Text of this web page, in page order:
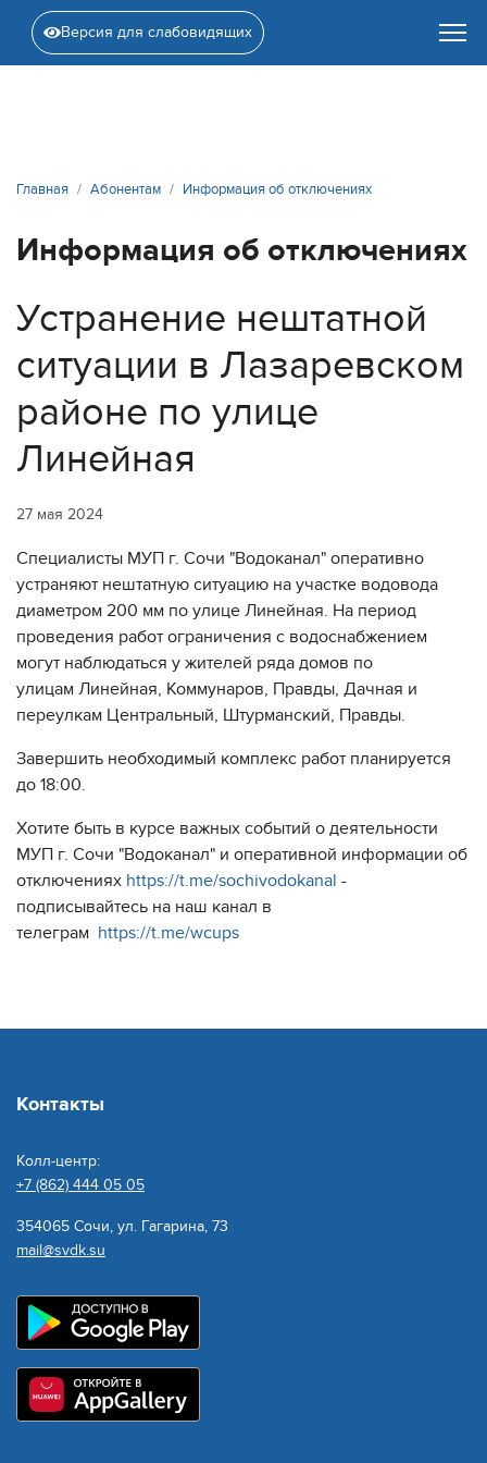
Версия для слабовидящих
Главная Абонентам Информация об отключениях
Информация об отключениях
Устранение нештатной
ситуации в Лазаревском
районе по улице
Линейная
27 мая 2024
Специалисты МУП г. Сочи "Водоканал" оперативно
устраняют нештатную ситуацию на участке водовода
диаметром 200 мм по улице Линейная. На период
проведения работ ограничения с водоснабжением
могут наблюдаться у жителей ряда домов по
улицам Линейная, Коммунаров, Правды, Дачная и
переулкам Центральный, Штурманский, Правды.
Завершить необходимый комплекс работ планируется
до 18:00.
Хотите быть в курсе важных событий о деятельности
МУП г. Сочи "Водоканал" и оперативной информации об
отключениях https://t.me/sochivodokanal -
подписывайтесь на наш канал в
телеграм https://t.me/wcups
Контакты
Колл-центр:
+7 (862) 444 05 05
354065 Сочи, ул. Гагарина, 73
mail@svdk.su